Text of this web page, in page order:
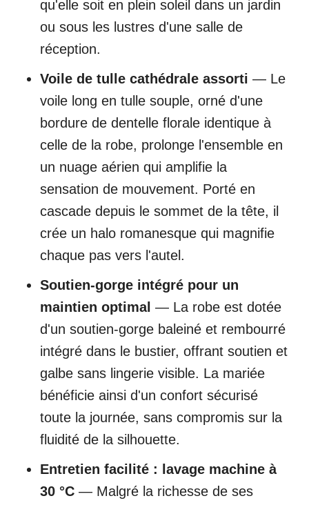
qu'elle soit en plein soleil dans un jardin
ou sous les lustres d'une salle de
réception.
Voile de tulle cathédrale assorti — Le
voile long en tulle souple, orné d'une
bordure de dentelle florale identique à
celle de la robe, prolonge l'ensemble en
un nuage aérien qui amplifie la
sensation de mouvement. Porté en
cascade depuis le sommet de la tête, il
crée un halo romanesque qui magnifie
chaque pas vers l'autel.
Soutien-gorge intégré pour un
maintien optimal — La robe est dotée
d'un soutien-gorge baleiné et rembourré
intégré dans le bustier, offrant soutien et
galbe sans lingerie visible. La mariée
bénéficie ainsi d'un confort sécurisé
toute la journée, sans compromis sur la
fluidité de la silhouette.
Entretien facilité : lavage machine à
30 °C — Malgré la richesse de ses